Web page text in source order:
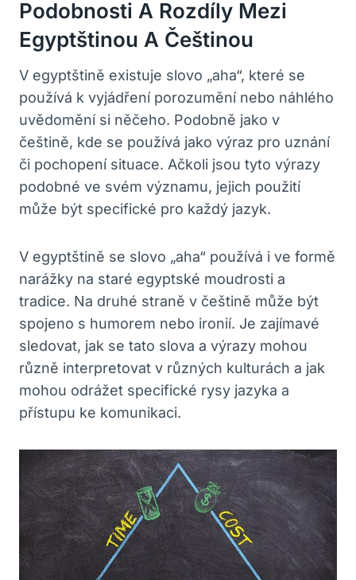
Podobnosti A Rozdíly Mezi
Egyptštinou A ⁢češtinou
V egyptštině existuje slovo „aha“, které se
používá k vyjádření porozumění nebo náhlého
uvědomění si něčeho.‌ Podobně jako v
češtině, kde se používá jako‍ výraz pro‍ uznání
či pochopení situace. ‍Ačkoli jsou ⁣tyto výrazy
podobné ve svém významu, jejich použití
může⁤ být specifické pro každý jazyk.
V egyptštině se slovo „aha“ používá i ve formě
narážky na staré⁣ egyptské moudrosti a
tradice. Na druhé straně v ​češtině může být
spojeno s ​humorem nebo ironií. Je zajímavé
sledovat, jak‍ se tato slova a výrazy mohou
‍různě​ interpretovat v různých kulturách a jak
mohou odrážet specifické rysy jazyka a
přístupu ke komunikaci.